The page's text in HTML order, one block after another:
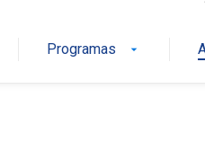
Programas arrow_drop_down